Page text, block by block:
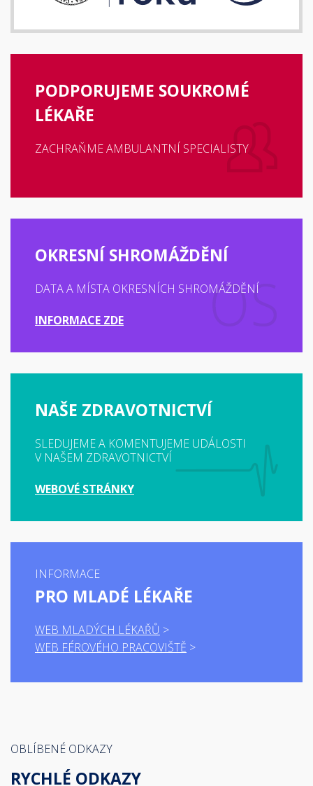
PODPORUJEME SOUKROMÉ
LÉKAŘE
ZACHRAŇME AMBULANTNÍ SPECIALISTY
OKRESNÍ SHROMÁŽDĚNÍ
DATA A MÍSTA OKRESNÍCH SHROMÁŽDĚNÍ
INFORMACE ZDE
NAŠE ZDRAVOTNICTVÍ
SLEDUJEME A KOMENTUJEME UDÁLOSTI
V NAŠEM ZDRAVOTNICTVÍ
WEBOVÉ STRÁNKY
INFORMACE
PRO MLADÉ LÉKAŘE
WEB MLADÝCH LÉKAŘŮ
WEB FÉROVÉHO PRACOVIŠTĚ
OBLÍBENÉ ODKAZY
RYCHLÉ ODKAZY